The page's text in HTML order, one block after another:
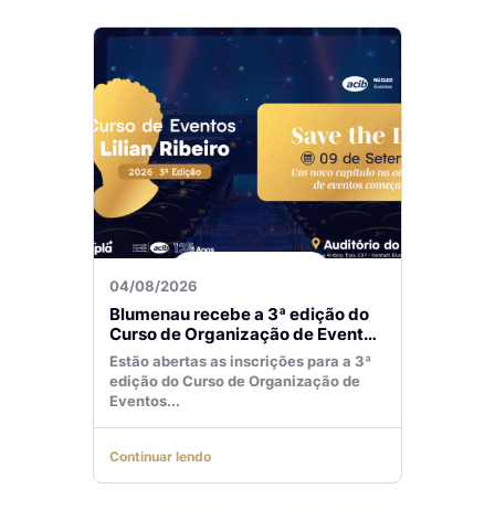
04/08/2026
Blumenau recebe a 3ª edição do
Curso de Organização de Eventos
Lilian Ribeiro
Estão abertas as inscrições para a 3ª
edição do Curso de Organização de
Eventos...
Continuar lendo